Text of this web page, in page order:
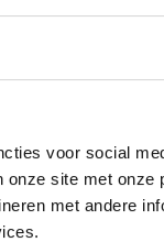
voor social
site met onze
met andere